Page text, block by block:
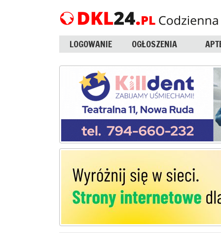
LOGOWANIE OGŁOSZENIA